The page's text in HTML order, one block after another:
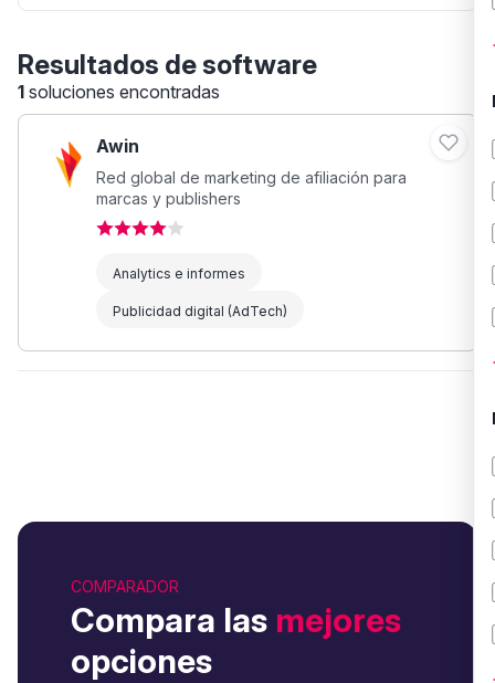
Resultados de software
1 soluciones encontradas
Awin
Red global de marketing de afiliación para
marcas y publishers
Analytics e informes
Publicidad digital (AdTech)
COMPARADOR
Compara las mejores
opciones